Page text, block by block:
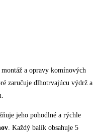
a opravy komínových
zaručuje dlhotrvajúcu výdrž a
jeho pohodlné a rýchle
. Každý balík obsahuje 5